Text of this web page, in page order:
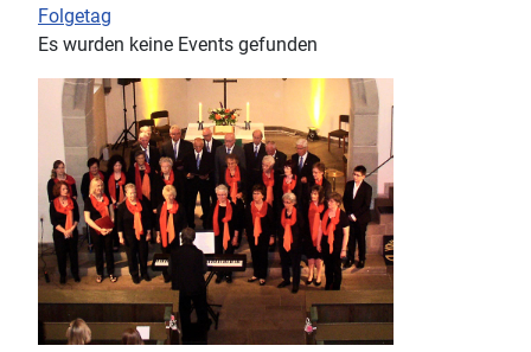
Folgetag
Es wurden keine Events gefunden